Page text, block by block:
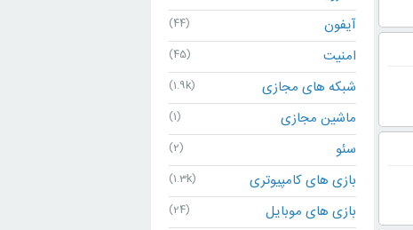
آیفون (44)
امنیت (45)
شبکه های مجازی (1.9k)
ماشین مجازی (1)
سئو (2)
بازی های کامپیوتری (1.3k)
بازی های موبایل (24)